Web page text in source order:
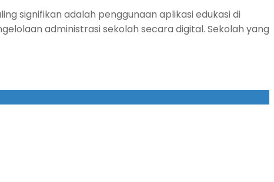
signifikan adalah penggunaan aplikasi edukasi di
administrasi sekolah secara digital. Sekolah yang